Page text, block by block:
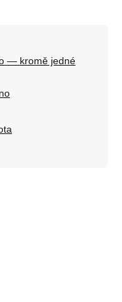
— kromě jedné